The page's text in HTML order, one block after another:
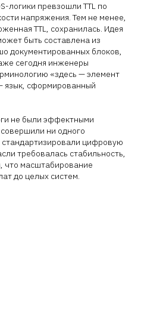
логики превзошли TTL по
напряжения. Тем не менее,
TTL, сохранилась. Идея
быть составлена ​​из
документированных блоков,
сегодня инженеры
«здесь — элемент
язык, сформированный
не были эффектными
ни одного
цифровую
требовалась стабильность,
что масштабирование
до целых систем.